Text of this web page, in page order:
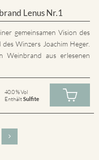
Lenus Nr.1
gemeinsamen Vision des
Winzers Joachim Heger.
Weinbrand aus erlesenen
40.0 % Vol
EnthältSulfite